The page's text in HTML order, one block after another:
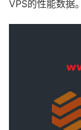
VPS的性能数据